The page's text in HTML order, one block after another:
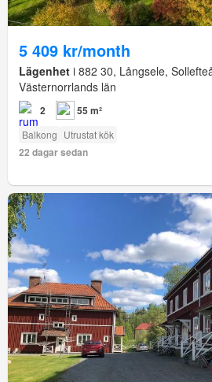
5 409 kr/month
Lägenhet i 882 30, Långsele,
Västernorrlands län
2 55 m²
Balkong Utrustat kök
22 dagar sedan